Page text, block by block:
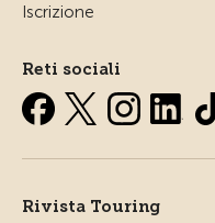
Iscrizione
Reti sociali
Rivista Touring